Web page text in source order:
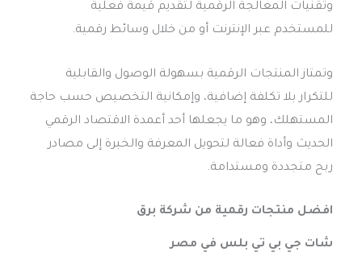
وتقنيات المعالجة الرقمية لتقديم قيمة فعلية
للمستخدم عبر الإنترنت أو من خلال وسائط رقمية.
وتمتاز المنتجات الرقمية بسهولة الوصول والقابلية
للتكرار بلا تكلفة إضافية، وإمكانية التخصيص حسب حاجة
المستهلك، وهو ما يجعلها أحد أعمدة الاقتصاد الرقمي
الحديث وأداة فعالة لتحويل المعرفة والخبرة إلى مصادر
ربح متجددة ومستدامة.
افضل منتجات رقمية من شركة برق
شات جي بي تي بلس في مصر